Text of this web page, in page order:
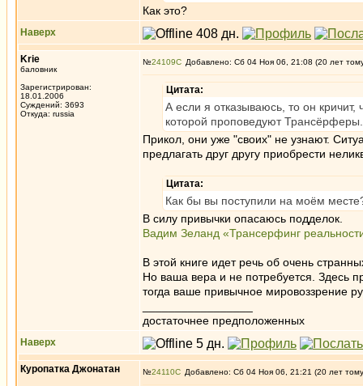
Как это?
Наверх
Krie
баловник
Зарегистрирован:
18.01.2006
Суждений: 3693
Откуда: russia
№24109 Добавлено: Сб 04 Ноя 06, 21:08 (20 лет
Цитата:
А если я отказываюсь, то он
которой проповедуют Трансёрферы.
Прикол, они уже "своих" не узнают.
предлагать друг другу приобрести
Цитата:
Как бы вы поступили на моём
В силу привычки опасаюсь подделок.
Вадим Зеланд «Трансерфинг
В этой книге идет речь об очень
Но ваша вера и не потребуется. Здесь
тогда ваше привычное мировоззрение
достаточнее предположенных
Наверх
Куропатка Джонатан №24110 Добавлено: Сб 04 Ноя 06, 21:21 (20 лет